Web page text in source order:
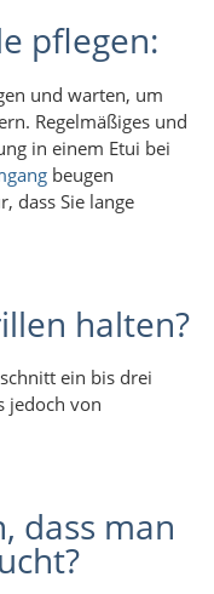
pflegen:
und warten, um
Regelmäßiges und
in einem Etui bei
beugen
dass Sie lange
halten?
ein bis drei
jedoch von
dass man